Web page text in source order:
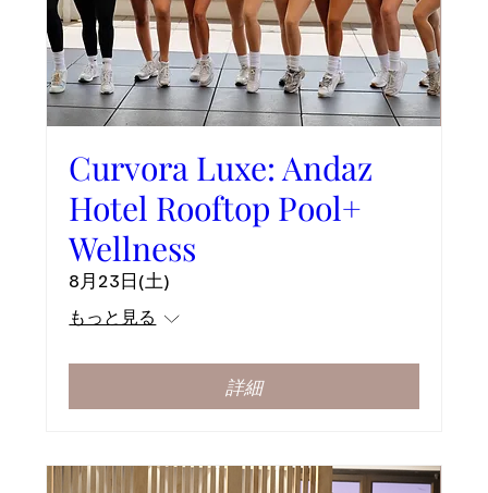
Curvora Luxe: Andaz
Hotel Rooftop Pool+
Wellness
8月23日(土)
もっと見る
詳細